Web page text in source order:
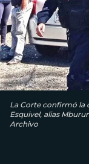
La Corte confirmó la
Esquivel, alias
Archivo